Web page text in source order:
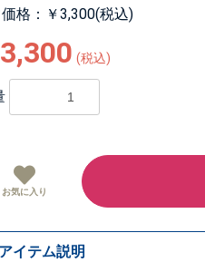
格：￥3,300(税込)
(税込)
お気に入り
アイテム説明